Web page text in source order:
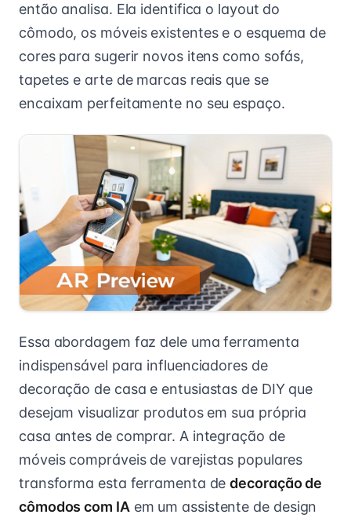
então analisa. Ela identifica o layout do
cômodo, os móveis existentes e o esquema de
cores para sugerir novos itens como sofás,
tapetes e arte de marcas reais que se
encaixam perfeitamente no seu espaço.
Essa abordagem faz dele uma ferramenta
indispensável para influenciadores de
decoração de casa e entusiastas de DIY que
desejam visualizar produtos em sua própria
casa antes de comprar. A integração de
móveis compráveis de varejistas populares
transforma esta ferramenta dedecoração de
cômodos com IAem um assistente de design